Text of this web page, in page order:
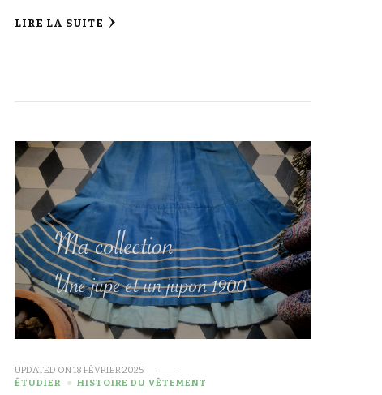
LIRE LA SUITE
UPDATED ON18 FÉVRIER 2025
ÉTUDIER
HISTOIRE DU VÊTEMENT